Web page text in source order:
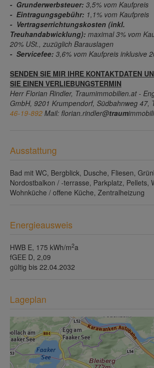
- Grunderwerbsteuer: 3,5% vom Kaufpreis
- Eintragungsgebühr: 1,1% vom Kaufpreis
- Vertragserrichtungskosten (inkl.
Treuhandabwicklung): maximal 3% vom
20% USt., zuzüglich Barauslagen
- Servicefee: 3,6% vom Kaufpreis inklusive
SENDEN SIE MIR IHRE KONTAKTDATEN
SIE EINEN VERLIEBUNGSTERMIN
Herr Florian Rindler, Traumimmobilien.at -
GmbH, 9201 Krumpendorf, Südbahnweg 47,
46-19-892 Mail: florian.rindler@traum
Ausstattung
Bad mit WC Bergblick Dusche Fliesen
Nordostbalkon / -terrasse Parkplatz Pellets
Wohnküche / offene Küche Zentralheizung
Energieausweis
HWB E, 175 kWh/m2a
fGEE D, 2,09
gültig bis 22.04.2032
Lageplan